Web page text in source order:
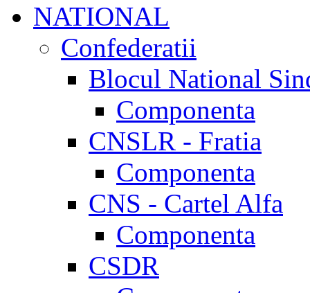
NATIONAL
Confederatii
Blocul National
Componenta
CNSLR - Fratia
Componenta
CNS - Cartel Alfa
Componenta
CSDR